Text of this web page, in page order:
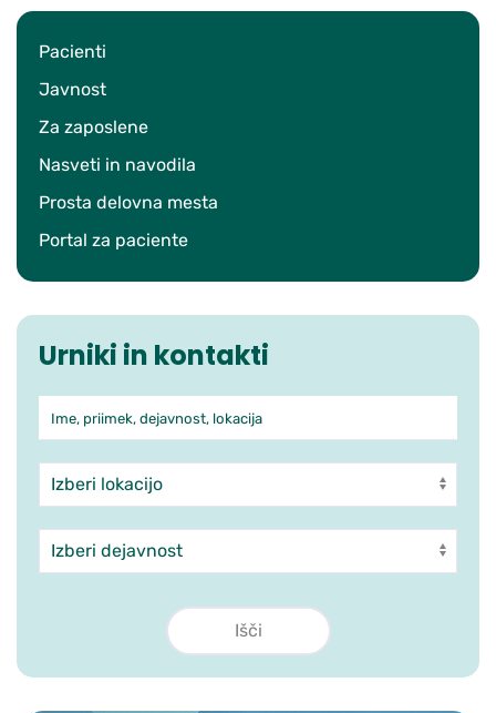
Pacienti
Javnost
Za zaposlene
Nasveti in navodila
Prosta delovna mesta
Portal za paciente
Urniki in kontakti
Iskanje po ambulantah in
Ime, priimek, dejavnost, lokacija
Enota
Dejavnost